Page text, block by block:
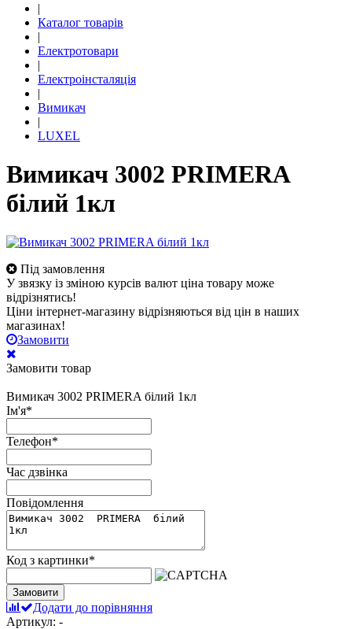
|
Каталог товарів
|
Електротовари
|
Електроінсталяція
|
Вимикач
|
LUXEL
Вимикач 3002 PRIMERA
білий 1кл
Під замовлення
У звязку із зміною курсів валют ціна товару може
відрізнятись!
Ціни інтернет-магазину відрізняються від цін в наших
магазинах!
Замовити
Замовити товар
Вимикач 3002 PRIMERA білий 1кл
Ім'я*
Телефон*
Час дзвінка
Повідомлення
Код з картинки*
Замовити
Додати до порівняння
Артикул: -